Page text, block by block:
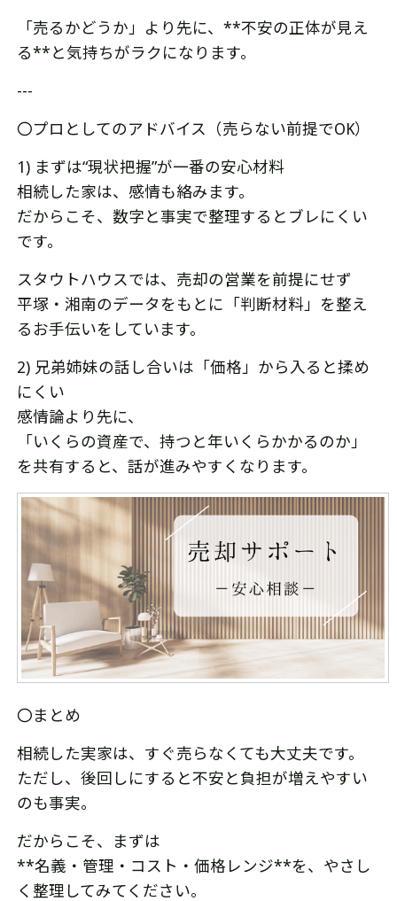
「売るかどうか」より先に、**不安の正体が見え
る**と気持ちがラクになります。
---
〇プロとしてのアドバイス（売らない前提でOK）
1) まずは“現状把握”が一番の安心材料
相続した家は、感情も絡みます。
だからこそ、数字と事実で整理するとブレにくい
です。
スタウトハウスでは、売却の営業を前提にせず
平塚・湘南のデータをもとに「判断材料」を整え
るお手伝いをしています。
2) 兄弟姉妹の話し合いは「価格」から入ると揉め
にくい
感情論より先に、
「いくらの資産で、持つと年いくらかかるのか」
を共有すると、話が進みやすくなります。
〇まとめ
相続した実家は、すぐ売らなくても大丈夫です。
ただし、後回しにすると不安と負担が増えやすい
のも事実。
だからこそ、まずは
**名義・管理・コスト・価格レンジ**を、やさし
く整理してみてください。